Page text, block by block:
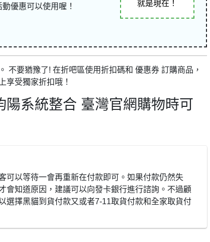
優惠可以使用喔！
就是現在！
不要猶豫了! 在折吧區使用折扣碼和 優惠券 訂購商品，
享受獨家折扣哦！
系統整合 臺灣官網購物時可
可以等待一會再重新在付款即可。如果付款仍然失
會知道原因，建議可以向發卡銀行進行諮詢。不過顧
選擇黑貓到貨付款又或者7-11取貨付款和全家取貨付